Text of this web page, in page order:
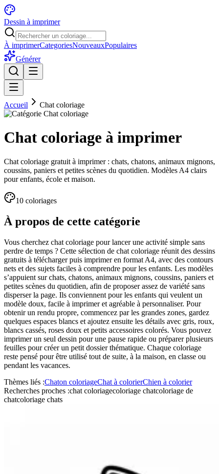
Dessin à imprimer
À imprimerCategoriesNouveauxPopulaires
Générer
Accueil Chat coloriage
Chat coloriage à imprimer
Chat coloriage gratuit à imprimer : chats, chatons, animaux mignons,
coussins, paniers et petites scènes du quotidien. Modèles A4 clairs
pour enfants, école et maison.
10 coloriages
À propos de cette catégorie
Vous cherchez chat coloriage pour lancer une activité simple sans
perdre de temps ? Cette sélection de chat coloriage réunit des dessins
gratuits à télécharger puis imprimer en format A4, avec des contours
nets et des sujets faciles à comprendre pour les enfants. Les modèles
s’appuient sur chats, chatons, animaux mignons, coussins, paniers et
petites scènes du quotidien, afin de proposer assez de variété sans
disperser la page. Ils conviennent pour les enfants qui veulent un
modèle doux, facile à imprimer et agréable à personnaliser. Pour
obtenir un rendu propre, commencez par les grandes zones, gardez
quelques espaces blancs et ajoutez ensuite les détails avec gris, roux,
blancs cassés, roses doux et petits accessoires colorés. Vous pouvez
imprimer un seul dessin pour une pause rapide ou préparer plusieurs
feuilles pour créer un petit dossier thématique. Chaque coloriage
reste pensé pour être utilisé tout de suite, à la maison, en classe ou
pendant les vacances.
Thèmes liés :Chaton coloriageChat à colorierChien à colorier
Recherches proches :chat coloriagecoloriage chatcoloriage de
chatcoloriage chats